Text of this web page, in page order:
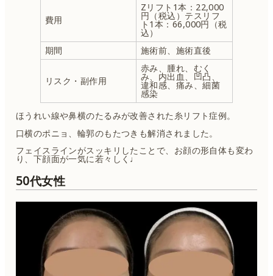
費用
Zリフト1本：22,000
円（税込）テスリフ
ト1本：66,000円（税
込）
期間
施術前、施術直後
リスク・副作用
赤み、腫れ、むく
み、内出血、凹凸、
違和感、痛み、細菌
感染
ほうれい線や鼻横のたるみが改善された糸リフト症例。
口横のポニョ、輪郭のもたつきも解消されました。
フェイスラインがスッキリしたことで、お顔の形自体も変わ
り、下顔面が一気に若々しく♩
50代女性